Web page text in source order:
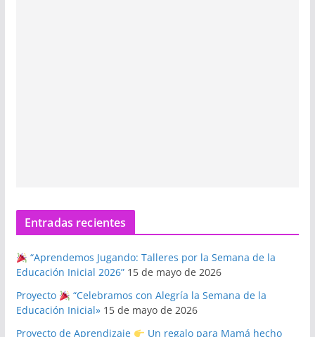
Entradas recientes
“Aprendemos Jugando: Talleres por la Semana de la
Educación Inicial 2026” 15 de mayo de 2026
Proyecto
“Celebramos con Alegría la Semana de la
Educación Inicial» 15 de mayo de 2026
Proyecto de Aprendizaje
Un regalo para Mamá hecho